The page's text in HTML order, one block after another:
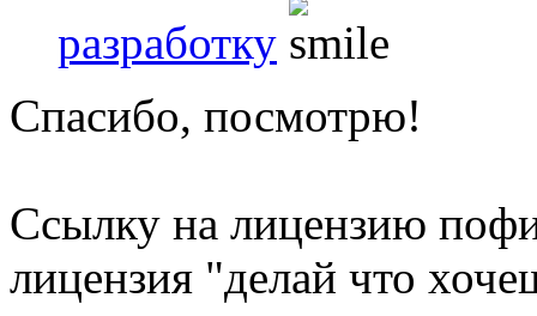
разработку
Спасибо, посмотрю!
Ссылку на лицензию
лицензия "делай что